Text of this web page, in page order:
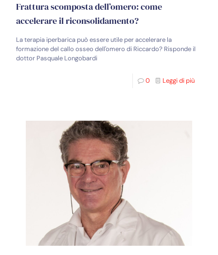
Frattura scomposta dell’omero: come
accelerare il riconsolidamento?
La terapia iperbarica può essere utile per accelerare la
formazione del callo osseo dell'omero di Riccardo? Risponde il
dottor Pasquale Longobardi
0 Leggi di più